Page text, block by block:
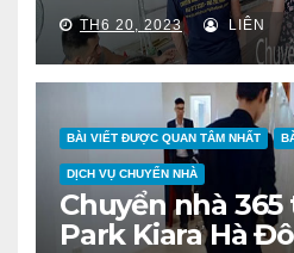
TH6 20, 2023 LIÊN
BÀI VIẾT ĐƯỢC QUAN TÂM NHẤT
DỊCH VỤ CHUYỂN NHÀ
Chuyển nhà
Park Kiara Hà